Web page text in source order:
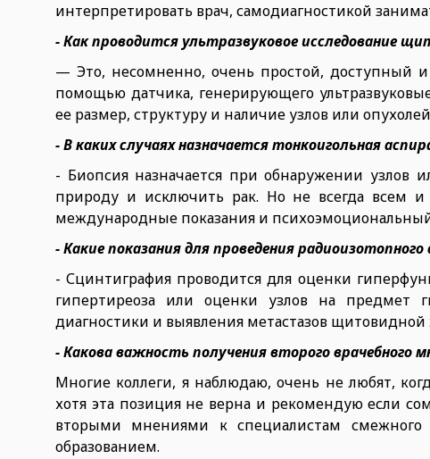
интерпретировать врач, самодиагностикой
- Как проводится ультразвуковое исследование
— Это, несомненно, очень простой, доступный и
помощью датчика, генерирующего
ее размер, структуру и наличие узлов или
- В каких случаях назначается тонкоигольная
- Биопсия назначается при обнаружении узлов
природу и исключить рак. Но не всегда всем
международные показания и
- Какие показания для проведения
- Сцинтиграфия проводится для оценки
гипертиреоза или оценки узлов на предмет
диагностики и выявления метастазов щитовидной
- Какова важность получения второго врачебного
Многие коллеги, я наблюдаю, очень не любят,
хотя эта позиция не верна и рекомендую если
вторыми мнениями к специалистам
образованием.